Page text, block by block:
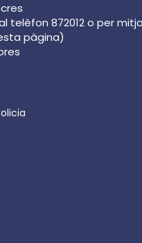
telèfon 872012 o per
pàgina)